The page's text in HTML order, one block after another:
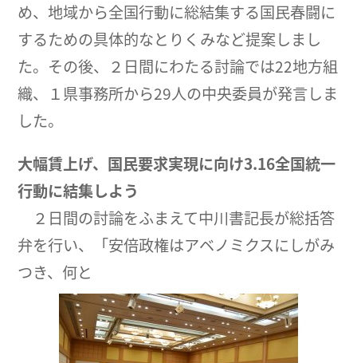
め、地域から全国行動に総結集する国民春闘に
するための具体的なとりくみなど提案しまし
た。その後、２日間にわたる討論では22地方組
織、１県事務所から29人の中央委員が発言しま
した。
大幅賃上げ、国民要求実現に向け3.16全国統一
行動に結集しよう
２日間の討論をふまえて中川書記長が総括答
弁を行い、「安倍政権はアベノミクスにしがみ
つき、何と